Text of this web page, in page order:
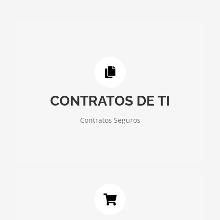
CONTRATOS DE TI
Contratos Seguros
objeto, modelo SPI (software, plataforma e
(terceirização), telecomunicações, SLA (acordos de
Garantir a segurança das transações realizadas por